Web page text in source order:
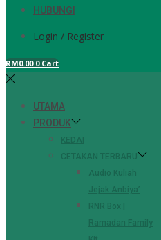
HUBUNGI
Login / Register
RM0.00 0 Cart
UTAMA
PRODUK
KEDAI
CETAKAN TERBARU
Audio Kuliah
Jejak Anbiya’
RNR Box |
Ramadan Family